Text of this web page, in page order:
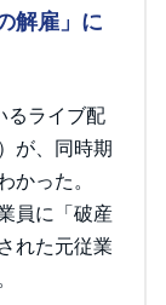
解雇」に
るライブ配
が、同時期
かった。
員に「破産
れた元従業